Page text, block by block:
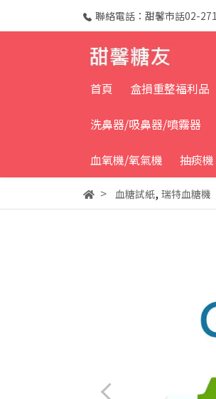
聯絡電話：甜馨市話02-
首頁 盒損重整福利品
洗鼻器/吸鼻器/噴霧器
血氧機/氧氣機 抽痰機
血糖試紙, 瑞特血糖機